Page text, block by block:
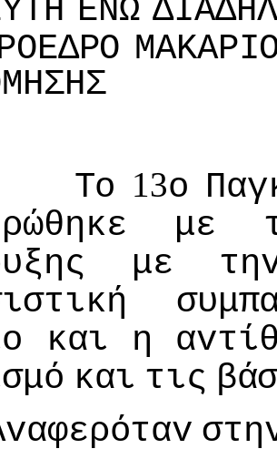
ΕΝΩ
Τo 13o
με
με
και η
και τις